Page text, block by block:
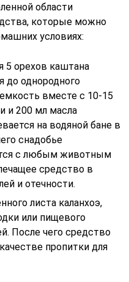
области
которые можно
условиях:
5 орехов каштана
до однородного
вместе с 10-15
и 200 мл масла
на водяной бане в
снадобье
с любым животным
средство в
и отечности.
листа каланхоэ,
или пищевого
После чего средство
пропитки для